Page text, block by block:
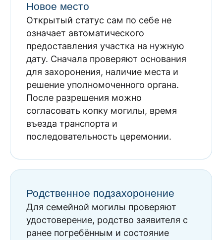
Новое место
Открытый статус сам по себе не
означает автоматического
предоставления участка на нужную
дату. Сначала проверяют основания
для захоронения, наличие места и
решение уполномоченного органа.
После разрешения можно
согласовать копку могилы, время
въезда транспорта и
последовательность церемонии.
Родственное подзахоронение
Для семейной могилы проверяют
удостоверение, родство заявителя с
ранее погребённым и состояние